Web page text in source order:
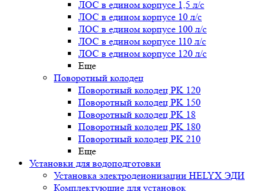
ЛОС в едином корпусе 1,5 л/с
ЛОС в едином корпусе 10 л/с
ЛОС в едином корпусе 100 л/с
ЛОС в едином корпусе 110 л/с
ЛОС в едином корпусе 120 л/с
Еще
Поворотный колодец
Поворотный колодец PK 120
Поворотный колодец PK 150
Поворотный колодец PK 18
Поворотный колодец PK 180
Поворотный колодец PK 210
Еще
Установки для водоподготовки
Установка электродеионизации HELYX ЭДИ
Комплектующие для установок